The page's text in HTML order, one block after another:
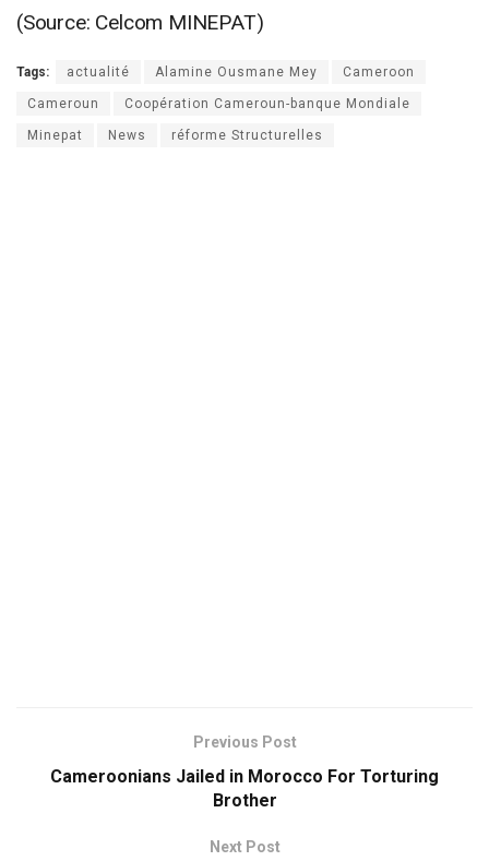
(Source: Celcom MINEPAT)
Tags: actualité Alamine Ousmane Mey Cameroon
Cameroun Coopération Cameroun-banque Mondiale
Minepat News réforme Structurelles
Previous Post
Cameroonians Jailed in Morocco For Torturing
Brother
Next Post